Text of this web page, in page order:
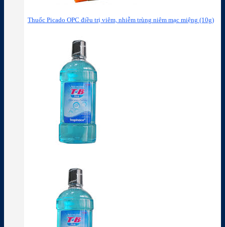
Thuốc Picado OPC điều trị viêm, nhiễm trùng niêm mạc miệng (10g)